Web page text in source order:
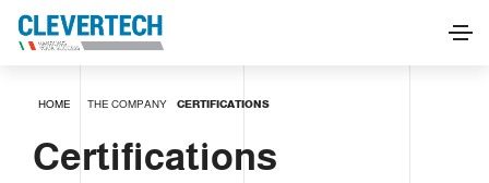
HOME THE COMPANY CERTIFICATIONS
Certifications